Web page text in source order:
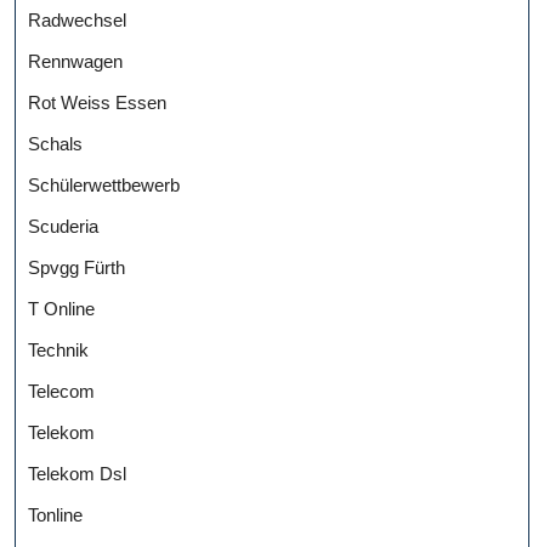
Radwechsel
Rennwagen
Rot Weiss Essen
Schals
Schülerwettbewerb
Scuderia
Spvgg Fürth
T Online
Technik
Telecom
Telekom
Telekom Dsl
Tonline